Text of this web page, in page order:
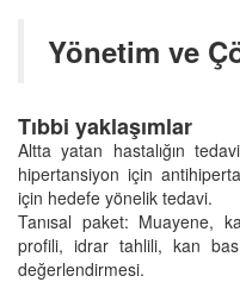
Yönetim ve
Tıbbi yaklaşımlar
Altta yatan hastalığın
hipertansiyon için
için hedefe yönelik tedavi.
Tanısal paket: Muayene,
profili, idrar tahlili, kan
değerlendirmesi.